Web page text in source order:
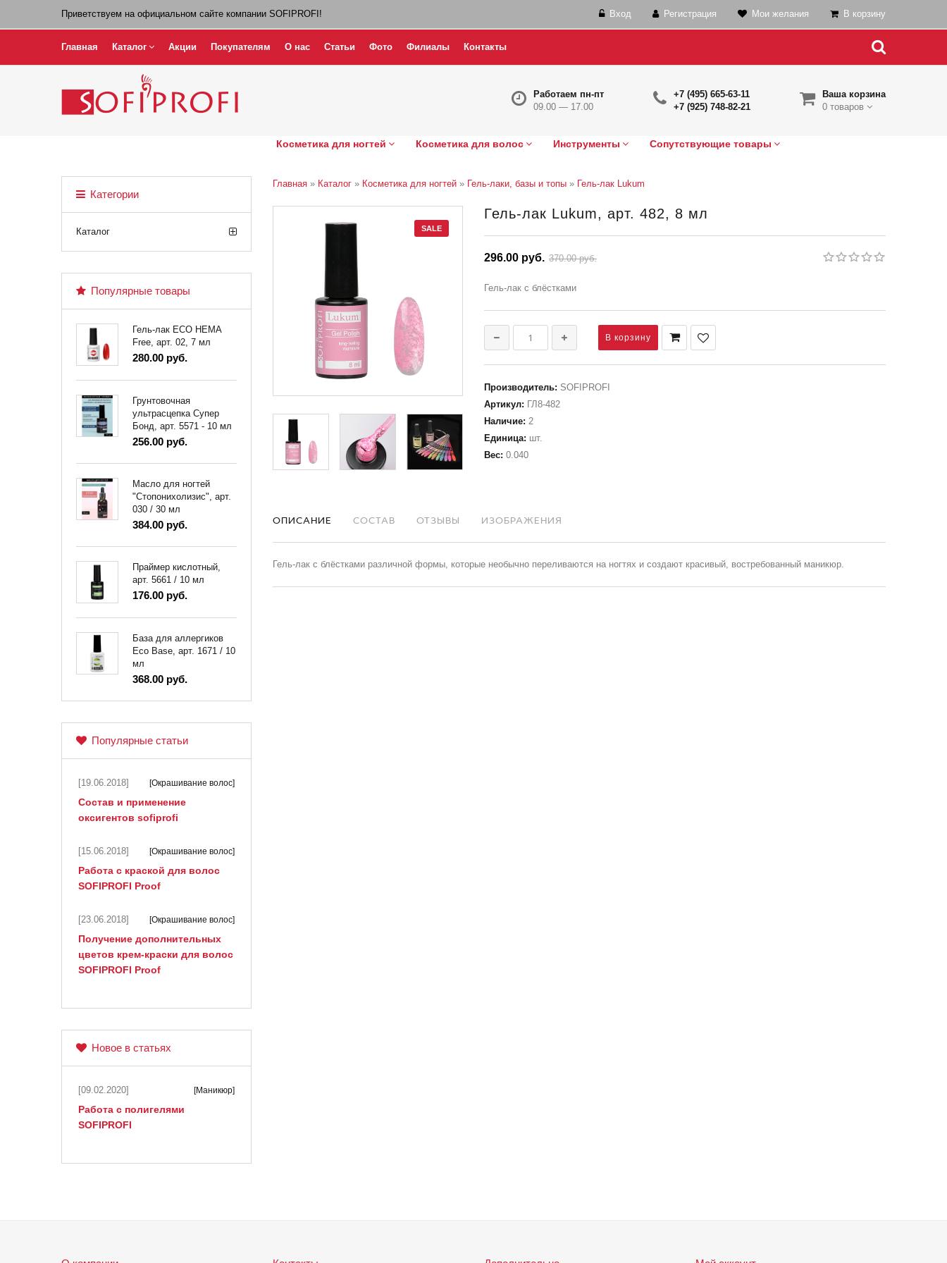
Приветствуем на официальном сайте компании SOFIPROFI! Вход Регистрация Мои желания В корзину
Главная Каталог Акции Покупателям О нас Статьи Фото Филиалы Контакты
Ваша корзина
0 товаров
+7 (495) 665-63-11
+7 (925) 748-82-21
Работаем пн-пт
09.00 — 17.00
Косметика для ногтей Косметика для волос Инструменты Сопутствующие товары
Главная » Каталог » Косметика для ногтей » Гель-лаки, базы и топы » Гель-лак Lukum
SALE
Гель-лак Lukum, арт. 482, 8 мл
296.00 руб. 370.00 руб.
Гель-лак с блёстками
Производитель: SOFIPROFI
Артикул: ГЛ8-482
Наличие: 2
Единица: шт.
Вес: 0.040
ОПИСАНИЕ СОСТАВ ОТЗЫВЫ ИЗОБРАЖЕНИЯ
Гель-лак с блёстками различной формы, которые необычно переливаются на ногтях и создают красивый, востребованный маникюр.
Категории
Каталог
Популярные товары
Гель-лак ECO HEMA
Free, арт. 02, 7 мл
280.00 руб.
Грунтовочная
ультрасцепка Супер
Бонд, арт. 5571 - 10 мл
256.00 руб.
Масло для ногтей
"Стопонихолизис", арт.
030 / 30 мл
384.00 руб.
Праймер кислотный,
арт. 5661 / 10 мл
176.00 руб.
База для аллергиков
Eco Base, арт. 1671 / 10
мл
368.00 руб.
Популярные статьи
[19.06.2018] [Окрашивание волос]
Состав и применение
оксигентов sofiprofi
[15.06.2018] [Окрашивание волос]
Работа с краской для волос
SOFIPROFI Proof
[23.06.2018] [Окрашивание волос]
Получение дополнительных
цветов крем-краски для волос
SOFIPROFI Proof
Новое в статьях
[09.02.2020] [Маникюр]
Работа с полигелями
SOFIPROFI